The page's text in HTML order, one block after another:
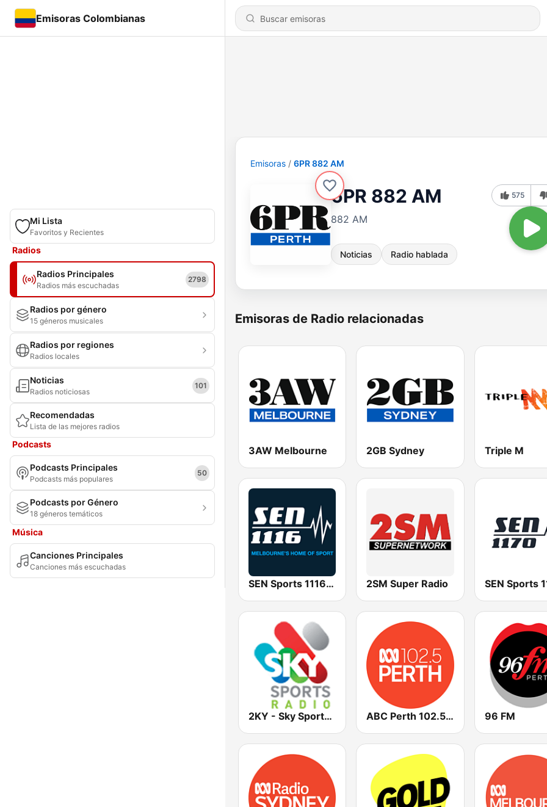
Emisoras Colombianas
Mi Lista
Favoritos y Recientes
Radios
Radios Principales
Radios más escuchadas
2798
Radios por género
15 géneros musicales
Radios por regiones
Radios locales
Noticias
Radios noticiosas
101
Recomendadas
Lista de las mejores radios
Podcasts
Podcasts Principales
Podcasts más populares
50
Podcasts por Género
18 géneros temáticos
Música
Canciones Principales
Canciones más escuchadas
Emisoras 6PR 882 AM
6PR 882 AM
882 AM
Noticias Radio hablada
575
Emisoras de Radio relacionadas
3AW Melbourne 2GB Sydney Triple M
SEN Sports 1116 AM 2SM Super Radio
2KY - Sky Sports Radio ABC Perth 102.5 FM 96 FM